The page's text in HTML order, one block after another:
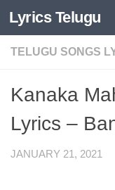
Skip to content
Lyrics Telugu
TELUGU SONGS
Kanaka
Lyrics –
JANUARY 21, 2021